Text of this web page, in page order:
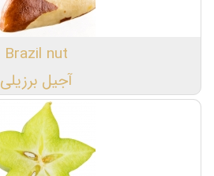
Brazil nut
آجیل برزیلی